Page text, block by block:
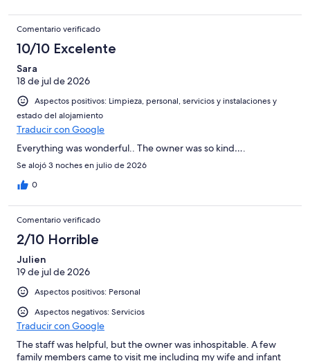
Comentario verificado
10/10 Excelente
Sara
18 de jul de 2026
Aspectos positivos: Limpieza, personal, servicios y instalaciones y
estado del alojamiento
Traducir con Google
Everything was wonderful.. The owner was so kind….
Se alojó 3 noches en julio de 2026
0
Comentario verificado
2/10 Horrible
Julien
19 de jul de 2026
Aspectos positivos: Personal
Aspectos negativos: Servicios
Traducir con Google
The staff was helpful, but the owner was inhospitable. A few
family members came to visit me including my wife and infant